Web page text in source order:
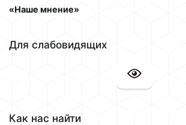
«Наше мнение»
Для слабовидящих
Как нас найти